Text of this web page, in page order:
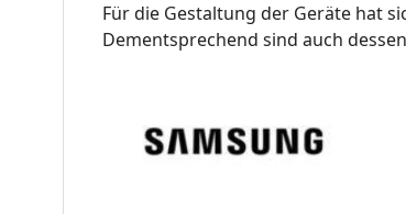
Für die Gestaltung der Geräte hat
Dementsprechend sind auch